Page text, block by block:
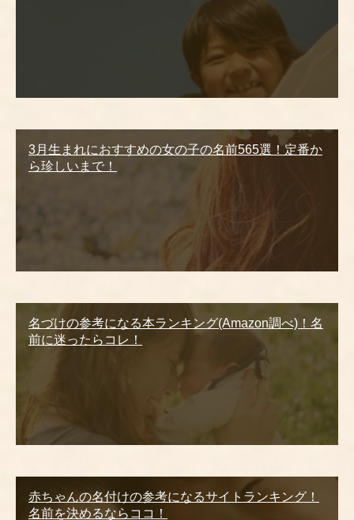
3月生まれにおすすめの女の子の名前565選！定番か
ら珍しいまで！
名づけの参考になる本ランキング(Amazon調べ)！名
前に迷ったらコレ！
赤ちゃんの名付けの参考になるサイトランキング！
名前を決めるならココ！